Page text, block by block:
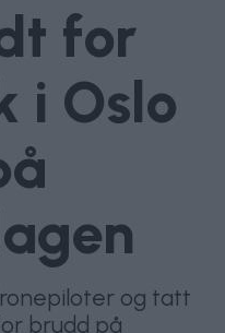
for
i Oslo
og tatt
brudd på